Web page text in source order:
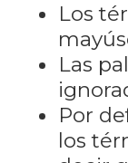
Los
Las
Por
los